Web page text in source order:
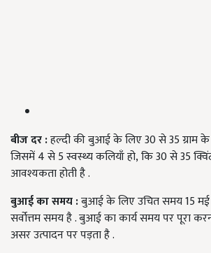
बीज दर :हल्दी की बुआई के लिए 30 से 35 ग्राम
जिसमें 4 से 5 स्वस्थ्य कलियाँ हो, कि 30 से 35
आवश्यकता होती है .
बुआई का समय :बुआई के लिए उचित समय 15
सर्वोत्तम समय है . बुआई का कार्य समय पर पूरा
असर उत्पादन पर पड़ता है .